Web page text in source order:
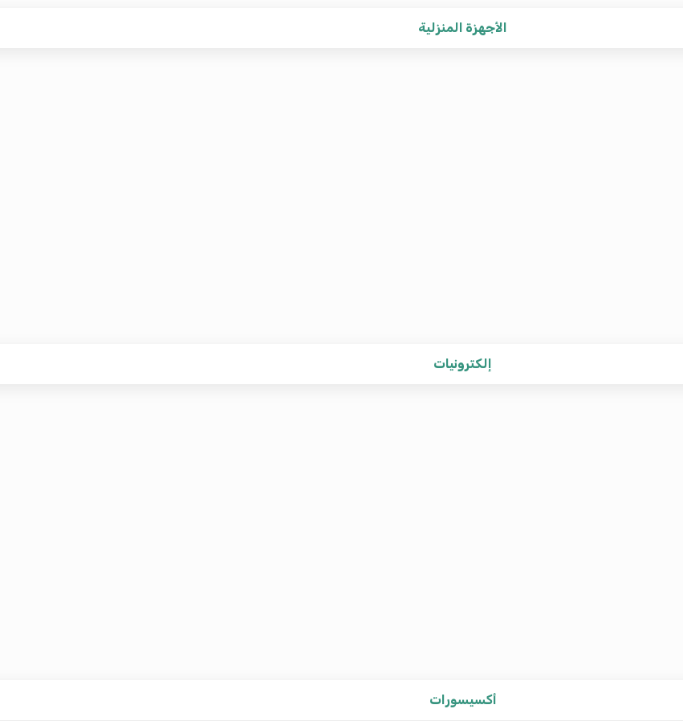
الأجهزة المنزلية
إلكترونيات
أكسيسورات